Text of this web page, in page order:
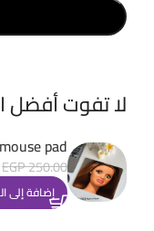
لا تفوت أفضل
pad
EGP250.00
إضافة إلى